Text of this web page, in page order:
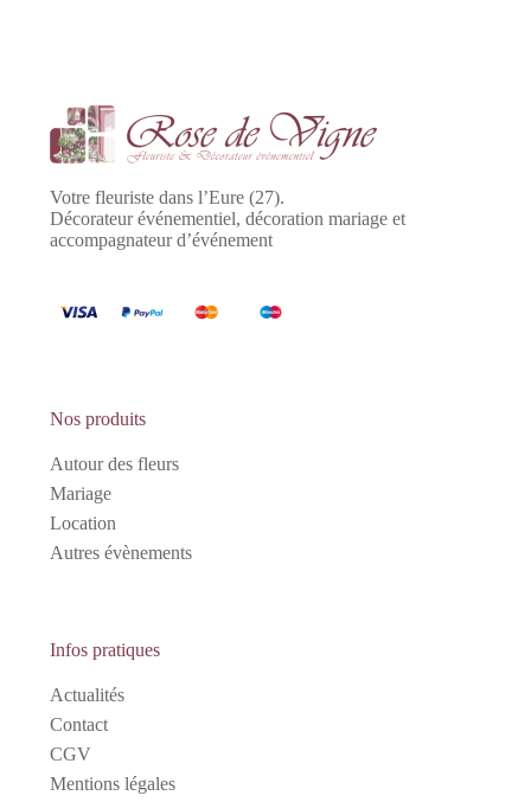
Votre fleuriste dans l’Eure (27).
Décorateur événementiel, décoration mariage et
accompagnateur d’événement
Nos produits
Autour des fleurs
Mariage
Location
Autres évènements
Infos pratiques
Actualités
Contact
CGV
Mentions légales